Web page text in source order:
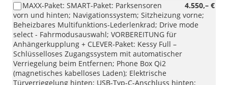
4.550,– €
MAXX-Paket: SMART-Paket: Parksensoren
vorn und hinten; Navigationssystem; Sitzheizung vorne;
Beheizbares Multifunktions-Lederlenkrad; Drive mode
select - Fahrmodusauswahl; VORBEREITUNG für
Anhängerkupplung + CLEVER-Paket: Kessy Full –
Schlüsselloses Zugangssystem mit automatischer
Verriegelung beim Entfernen; Phone Box Qi2
(magnetisches kabelloses Laden); Elektrische
Türverriegelung hinten; USB-Typ-C-Anschluss hinten;